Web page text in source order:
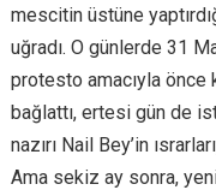
mescitin üstüne
uğradı. O günlerde 31
protesto amacıyla önce
bağlattı, ertesi gün de
nazırı Nail Bey’in
Ama sekiz ay sonra,